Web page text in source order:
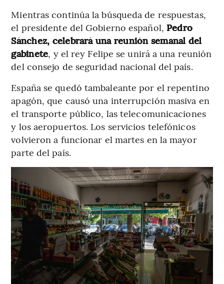
Mientras continúa la búsqueda de respuestas,
el presidente del Gobierno español, Pedro
Sánchez, celebrará una reunión semanal del
gabinete, y el rey Felipe se unirá a una reunión
del consejo de seguridad nacional del país.
España se quedó tambaleante por el repentino
apagón, que causó una interrupción masiva en
el transporte público, las telecomunicaciones
y los aeropuertos. Los servicios telefónicos
volvieron a funcionar el martes en la mayor
parte del país.